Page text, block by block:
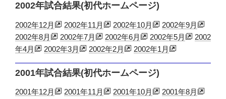
2002年試合結果(初代ホームページ)
2002年12月 2002年11月 2002年10月
2002年9月
2002年8月
2002年7月 2002年6月 2002年5月
2002
年4月
2002年3月 2002年2月 2002年1月
2001年試合結果(初代ホームページ)
2001年12月 2001年11月 2001年10月
2001年8月